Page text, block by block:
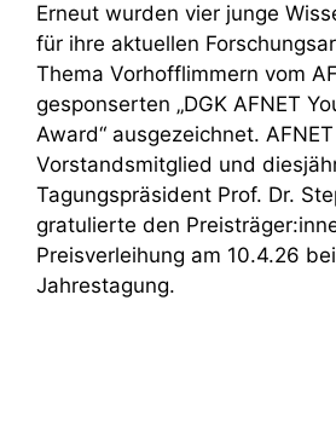
Erneut wurden vier junge
für ihre aktuellen
Thema Vorhofflimmern vom
gesponserten „DGK AFNET
Award“ ausgezeichnet. AFNET
Vorstandsmitglied und
Tagungspräsident Prof. Dr.
gratulierte den
Preisverleihung am 10.4.26
Jahrestagung.